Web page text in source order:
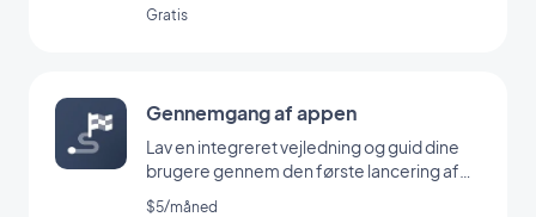
Gratis
Gennemgang af appen
Lav en integreret vejledning og guid dine
brugere gennem den første lancering af
din app
$5/måned